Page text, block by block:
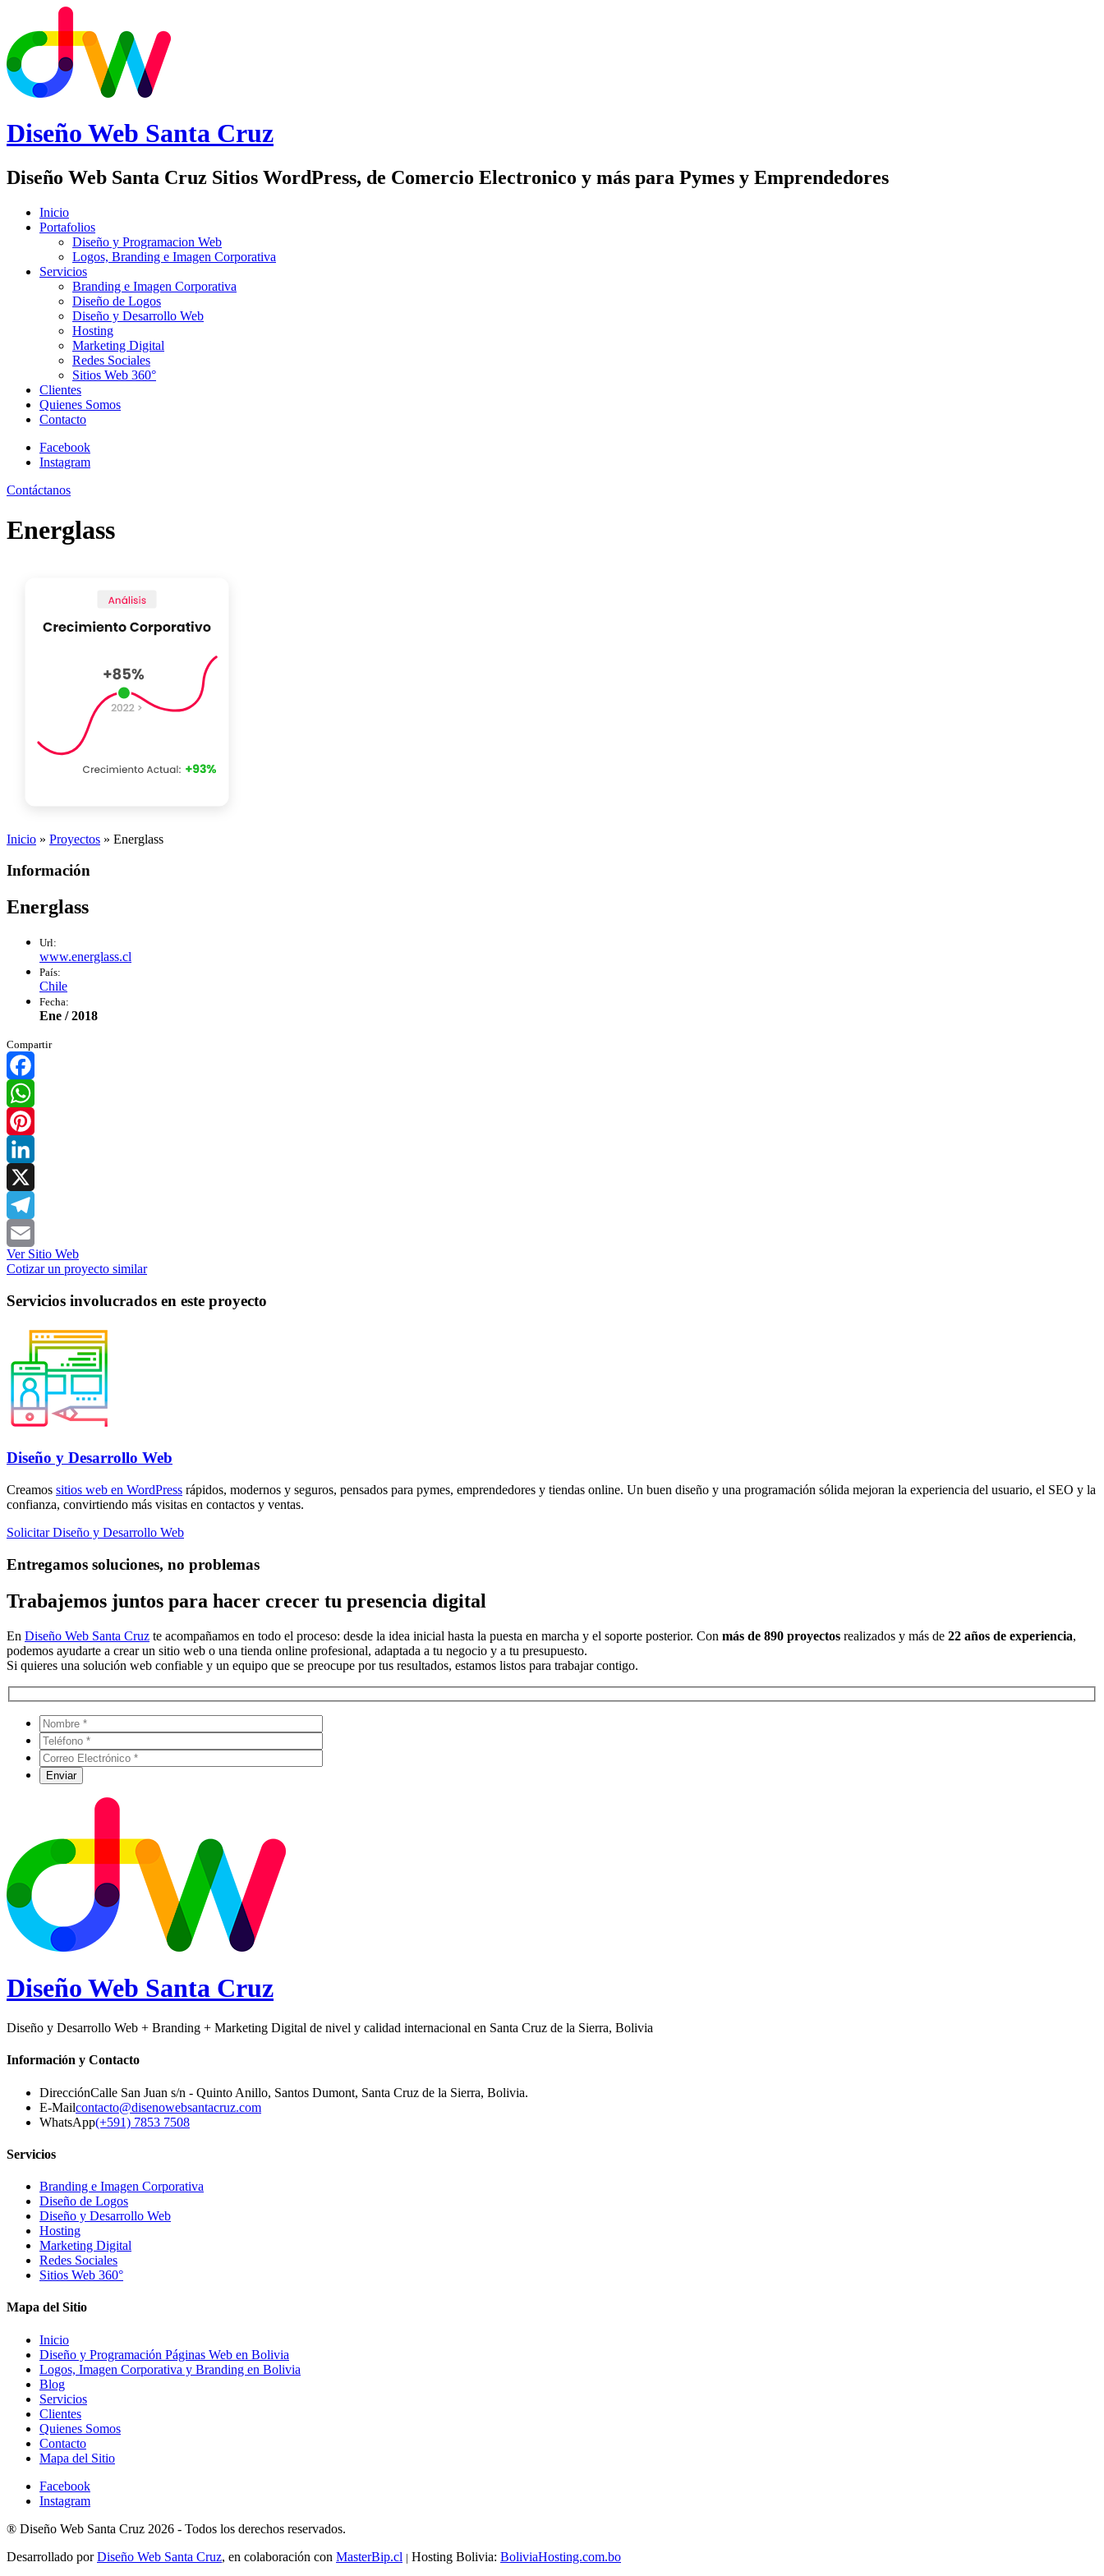
Diseño Web Santa Cruz
Diseño Web Santa Cruz Sitios WordPress, de Comercio Electronico y más para Pymes y Emprendedores
Inicio
Portafolios
Diseño y Programacion Web
Logos, Branding e Imagen Corporativa
Servicios
Branding e Imagen Corporativa
Diseño de Logos
Diseño y Desarrollo Web
Hosting
Marketing Digital
Redes Sociales
Sitios Web 360°
Clientes
Quienes Somos
Contacto
Facebook
Instagram
Contáctanos
Energlass
Inicio » Proyectos » Energlass
Información
Energlass
Url:
www.energlass.cl
País:
Chile
Fecha:
Ene / 2018
Compartir
Facebook
WhatsApp
Pinterest
LinkedIn
X
Telegram
Email
Ver Sitio Web
Cotizar un proyecto similar
Servicios involucrados en este proyecto
Diseño y Desarrollo Web
Creamos sitios web en WordPress rápidos, modernos y seguros, pensados para pymes, emprendedores y tiendas online. Un buen diseño y una programación sólida mejoran la experiencia del usuario, el SEO y la
confianza, convirtiendo más visitas en contactos y ventas.
Solicitar Diseño y Desarrollo Web
Entregamos soluciones, no problemas
Trabajemos juntos para hacer crecer tu presencia digital
En Diseño Web Santa Cruz te acompañamos en todo el proceso: desde la idea inicial hasta la puesta en marcha y el soporte posterior. Con más de 890 proyectos realizados y más de 22 años de experiencia,
podemos ayudarte a crear un sitio web o una tienda online profesional, adaptada a tu negocio y a tu presupuesto.
Si quieres una solución web confiable y un equipo que se preocupe por tus resultados, estamos listos para trabajar contigo.
Diseño Web Santa Cruz
Diseño y Desarrollo Web + Branding + Marketing Digital de nivel y calidad internacional en Santa Cruz de la Sierra, Bolivia
Información y Contacto
DirecciónCalle San Juan s/n - Quinto Anillo, Santos Dumont, Santa Cruz de la Sierra, Bolivia.
E-Mailcontacto@disenowebsantacruz.com
WhatsApp(+591) 7853 7508
Servicios
Branding e Imagen Corporativa
Diseño de Logos
Diseño y Desarrollo Web
Hosting
Marketing Digital
Redes Sociales
Sitios Web 360°
Mapa del Sitio
Inicio
Diseño y Programación Páginas Web en Bolivia
Logos, Imagen Corporativa y Branding en Bolivia
Blog
Servicios
Clientes
Quienes Somos
Contacto
Mapa del Sitio
Facebook
Instagram
® Diseño Web Santa Cruz 2026 - Todos los derechos reservados.
Desarrollado porDiseño Web Santa Cruz, en colaboración con MasterBip.cl | Hosting Bolivia: BoliviaHosting.com.bo